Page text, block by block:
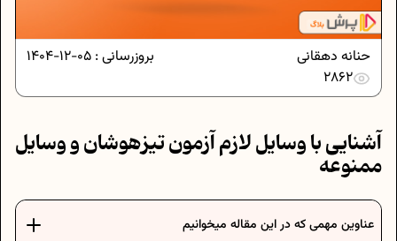
بروزرسانی : 05-12-1404
حنانه دهقانی
2862
آشنایی با وسایل لازم آزمون تیزهوشان و وسایل
ممنوعه
عناوین مهمی که در این مقاله میخوانیم